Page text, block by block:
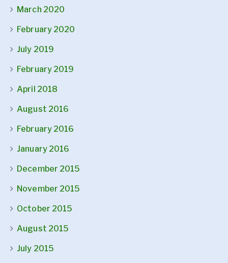
March 2020
February 2020
July 2019
February 2019
April 2018
August 2016
February 2016
January 2016
December 2015
November 2015
October 2015
August 2015
July 2015